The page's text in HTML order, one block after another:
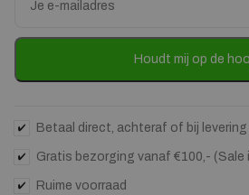
your
address
join
for
product
Houdt mij op de
Betaal direct, achteraf of bij
Gratis bezorging vanaf €100,-
Ruime voorraad